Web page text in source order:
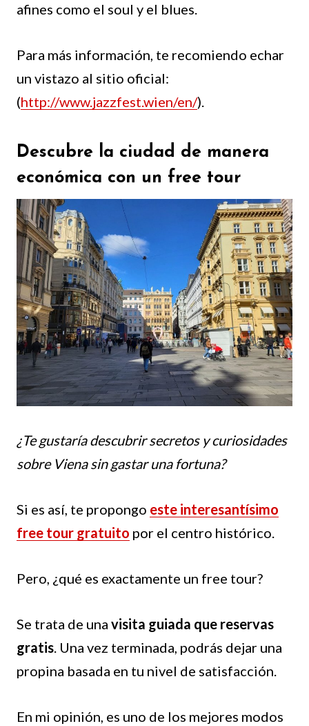
afines como el soul y el blues.
Para más información, te recomiendo echar
un vistazo al sitio oficial:
(http://www.jazzfest.wien/en/).
Descubre la ciudad de manera
económica con un free tour
¿Te gustaría descubrir secretos y curiosidades
sobre Viena sin gastar una fortuna?
Si es así, te propongo este interesantísimo
free tour gratuito por el centro histórico.
Pero, ¿qué es exactamente un free tour?
Se trata de una visita guiada que reservas
gratis. Una vez terminada, podrás dejar una
propina basada en tu nivel de satisfacción.
En mi opinión, es uno de los mejores modos